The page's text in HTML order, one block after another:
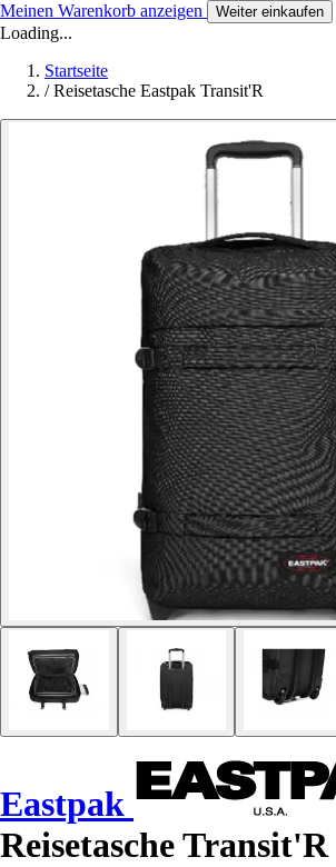
Meinen Warenkorb anzeigen Weiter einkaufen
Loading...
Startseite
/ Reisetasche Eastpak Transit'R
Eastpak
Reisetasche Transit'R